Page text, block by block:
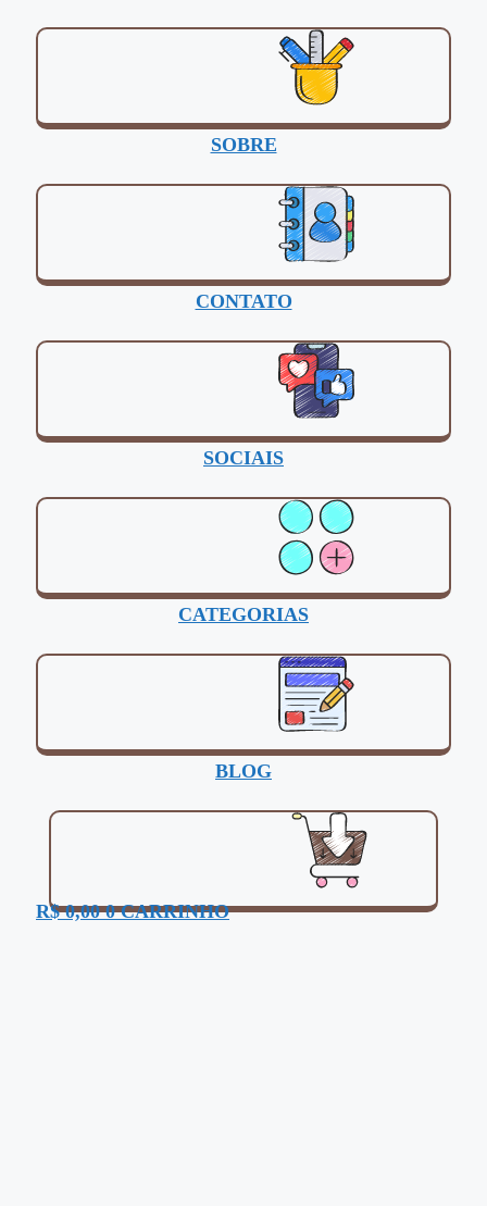
SOBRE
CONTATO
SOCIAIS
CATEGORIAS
BLOG
R$0,00 0 CARRINHO